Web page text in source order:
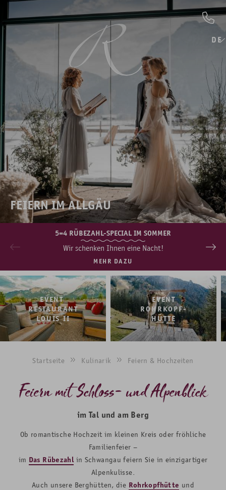
DE
FEIERN IM ALLGÄU
5=4 RÜBEZAHL-SPECIAL IM SOMMER
Wir schenken Ihnen eine Nacht!
MEHR DAZU
EVENT
RESTAURANT
LOUIS II
EVENT
ROHRKOPF-
HÜTTE
Startseite Kulinarik Feiern & Hochzeiten
Feiern mit Schloss- und Alpenblick
im Tal und am Berg
Ob romantische Hochzeit im kleinen Kreis oder fröhliche
Familienfeier –
im Das Rübezahlin Schwangau feiern Sie in einzigartiger
Alpenkulisse.
Auch unsere Berghütten, die Rohrkopfhütte und